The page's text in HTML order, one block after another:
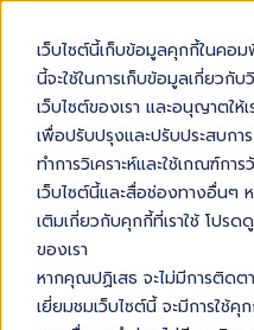
เว็บไซต์นี้เก็บข้อมูลคุกกี้ในคอ
นี้จะใช้ในการเก็บข้อมูลเกี่ยว
เว็บไซต์ของเรา และอนุญาตให้
เพื่อปรับปรุงและปรับประสบกา
ทำการวิเคราะห์และใช้เกณฑ์ก
เว็บไซต์นี้และสื่อช่องทางอื่นๆ
เติมเกี่ยวกับคุกกี้ที่เราใช้ โปร
ของเรา
หากคุณปฏิเสธ จะไม่มีการติด
เยี่ยมชมเว็บไซต์นี้ จะมีการใช้คุ
PREDICTIVE
คาดหวังให้แบรน
พูด
Audio Version